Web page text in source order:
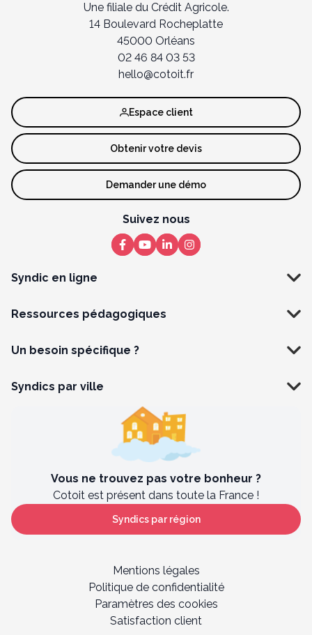
Une filiale du Crédit Agricole.
14 Boulevard Rocheplatte
45000 Orléans
02 46 84 03 53
hello@cotoit.fr
Syndic en ligne
Ressources pédagogiques
Un besoin spécifique ?
Espace client
Obtenir votre devis
Demander une démo
Suivez nous
Syndics par ville
Vous ne trouvez pas votre bonheur ?
Cotoit est présent dans toute la France !
Syndics par région
Mentions légales
Politique de confidentialité
Paramètres des cookies
Satisfaction client